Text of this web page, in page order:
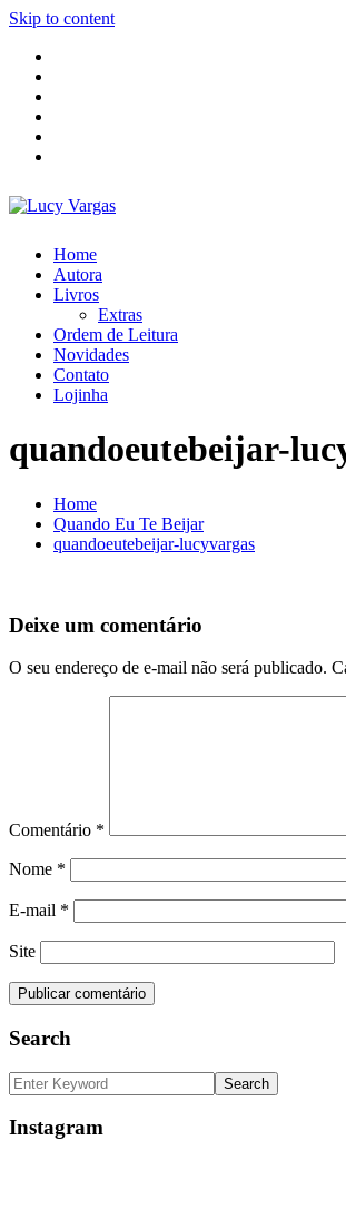
Skip to content
Home
Autora
Livros
Extras
Ordem de Leitura
Novidades
Contato
Lojinha
quandoeutebeijar-
Home
Quando Eu Te Beijar
quandoeutebeijar-lucyvargas
Deixe um comentário
O seu endereço de e-mail não será publicado.
Comentário *
Nome *
E-mail *
Site
Search
Instagram